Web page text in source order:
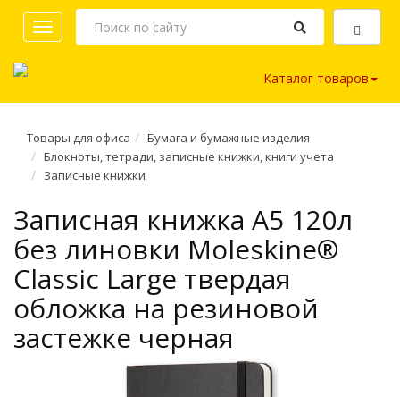
Toggle
navigation
Каталог товаров
Товары для офиса
Бумага и бумажные изделия
Блокноты, тетради, записные книжки, книги учета
Записные книжки
Записная книжка A5 120л
без линовки Moleskine®
Classic Large твердая
обложка на резиновой
застежке черная